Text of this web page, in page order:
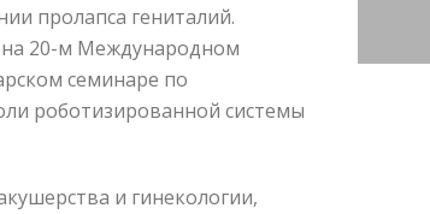
пролапса гениталий.
на 20-м Международном
семинаре по
роботизированной системы
и гинекологии,